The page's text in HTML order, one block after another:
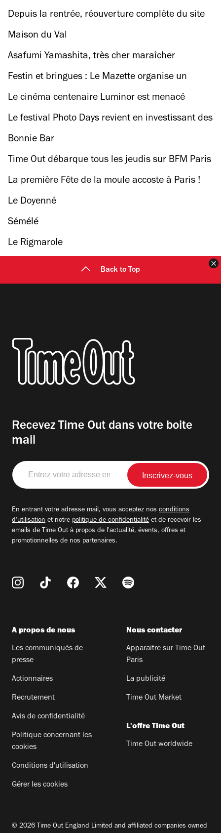
Cédric Grolet
Depuis la rentrée, réouverture complète du site
historique de la BNF
Maison du Val
Asafumi Yamashita, très cher maraîcher
Festin et bringues : Le Mazette organise un
super banquet festif
Le cinéma centenaire Luminor est menacé
d'expulsion
Le festival Photo Days revient en investissant des
centaines de lieux dans le Grand Paris
Bonnie Bar
Time Out débarque tous les jeudis sur BFM Paris
La première Fête de la moule accoste à Paris !
Le Doyenné
Sémélé
Le Rigmarole
Back to Top
Recevez Time Out dans votre boite
mail
Entrez
votre
adresse
En entrant votre adresse mail, vous acceptez nos conditions
d'utilisation et notre politique de confidentialité et de recevoir les
emails de Time Out à propos de l'actualité, évents, offres et
promotionnelles de nos partenaires.
A propos de nous
Les communiqués de
presse
Actionnaires
Recrutement
Avis de confidentialité
Politique concernant les
cookies
Conditions d'utilisation
Gérer les cookies
Nous contacter
Apparaitre sur Time Out
Paris
La publicité
Time Out Market
L'offre Time Out
Time Out worldwide
© 2026 Time Out England Limited and affiliated companies owned